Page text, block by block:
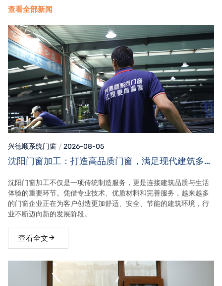
查看全部新闻
兴德顺系统门窗 2026-08-05
沈阳门窗加工：打造高品质门窗，满足现代建筑多元
沈阳门窗加工不仅是一项传统制造服务，更是连接建筑品质与生活
体验的重要环节。凭借专业技术、优质材料和完善服务，越来越多
的门窗企业正在为客户创造更加舒适、安全、节能的建筑环境，行
业不断迈向新的发展阶段。
查看全文